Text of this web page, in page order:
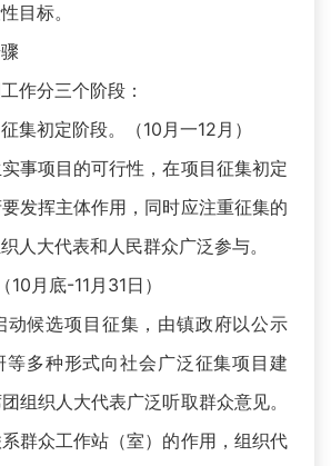
目标。
分三个阶段：
初定阶段。（10月一12月）
项目的可行性，在项目征集初定
发挥主体作用，同时应注重征集的
人大代表和人民群众广泛参与。
月底-11月31日）
候选项目征集，由镇政府以公示
等多种形式向社会广泛征集项目建
组织人大代表广泛听取群众意见。
群众工作站（室）的作用，组织代